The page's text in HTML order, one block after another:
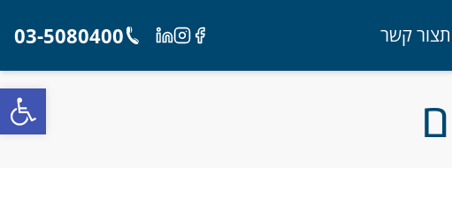
Facebook
Instagram
Linkedin
03-5080400 צור קשר